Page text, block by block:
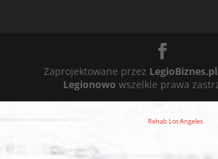
Zaprojektowane przez LegioBiznes.pl
Legionowo wszelkie prawa
Rehab Los Angeles